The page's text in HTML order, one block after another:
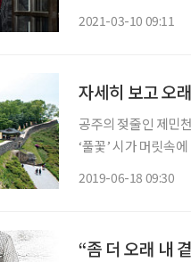
2021-03-10 09:11
자세히 보고 오
공주의 젖줄인 제민
‘풀꽃’ 시가 머릿속
2019-06-18 09:30
“좀 더 오래 내